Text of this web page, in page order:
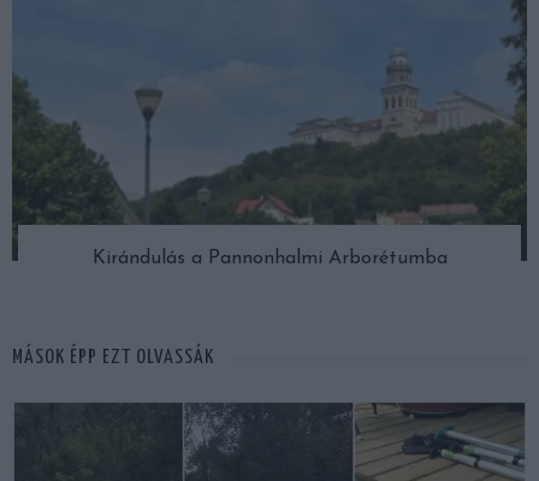
Kirándulás a Pannonhalmi Arborétumba
MÁSOK ÉPP EZT OLVASSÁK